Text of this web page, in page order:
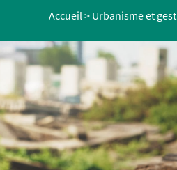
Accueil> Urbanisme et